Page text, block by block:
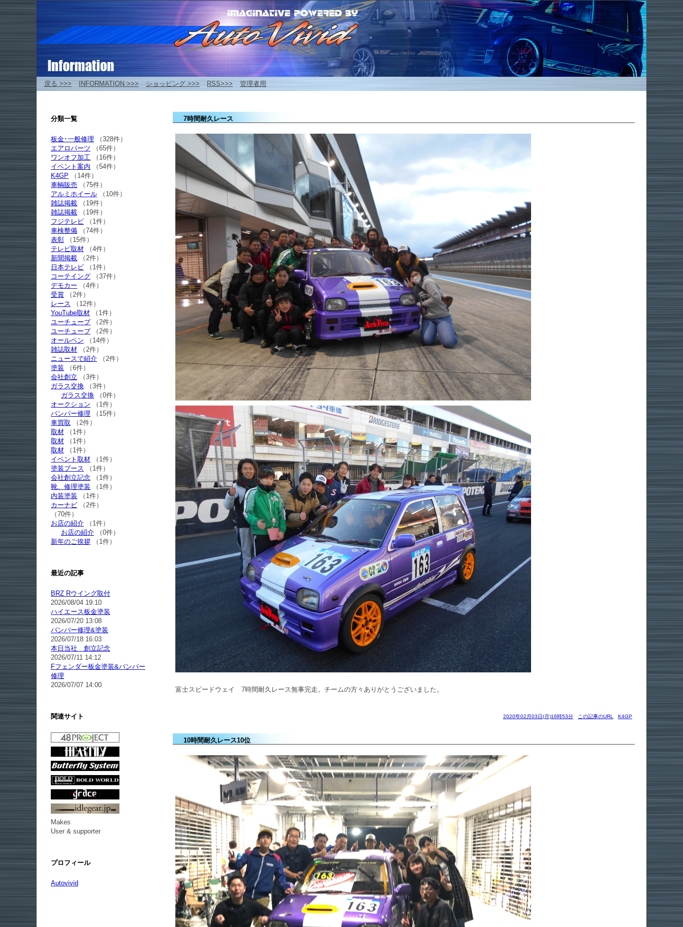
戻る >>> INFORMATION >>> ショッピング >>> RSS>>> 管理者用
7時間耐久レース
富士スピードウェイ 7時間耐久レース無事完走。チームの方々ありがとうございました。
2020年02月03日(月)16時53分 この記事のURL K4GP
10時間耐久レース10位
分類一覧
板金･一般修理 （328件）
エアロパーツ （65件）
ワンオフ加工 （16件）
イベント案内 （54件）
K4GP （14件）
車輌販売 （75件）
アルミホイール （10件）
雑誌掲載 （19件）
雑誌掲載 （19件）
フジテレビ （1件）
車検整備 （74件）
表彰 （15件）
テレビ取材 （4件）
新聞掲載 （2件）
日本テレビ （1件）
コーテイング （37件）
デモカー （4件）
受賞 （2件）
レース （12件）
YouTube取材 （1件）
ユーチューブ （2件）
ユーチューブ （2件）
オールペン （14件）
雑誌取材 （2件）
ニュースで紹介 （2件）
塗装 （6件）
会社創立 （3件）
ガラス交換 （3件）
ガラス交換 （0件）
オークション （1件）
バンパー修理 （15件）
車買取 （2件）
取材 （1件）
取材 （1件）
取材 （1件）
イベント取材 （1件）
塗装ブース （1件）
会社創立記念 （1件）
靴、修理塗装 （1件）
内装塗装 （1件）
カーナビ （2件）
（70件）
お店の紹介 （1件）
お店の紹介 （0件）
新年のご挨拶 （1件）
最近の記事
BRZ Rウイング取付
2026/08/04 19:10
ハイエース板金塗装
2026/07/20 13:08
バンパー修理&塗装
2026/07/18 16:03
本日当社 創立記念
2026/07/11 14:12
Fフェンダー板金塗装&バンパー
修理
2026/07/07 14:00
関連サイト
Makes
User & supporter
プロフィール
Autovivid